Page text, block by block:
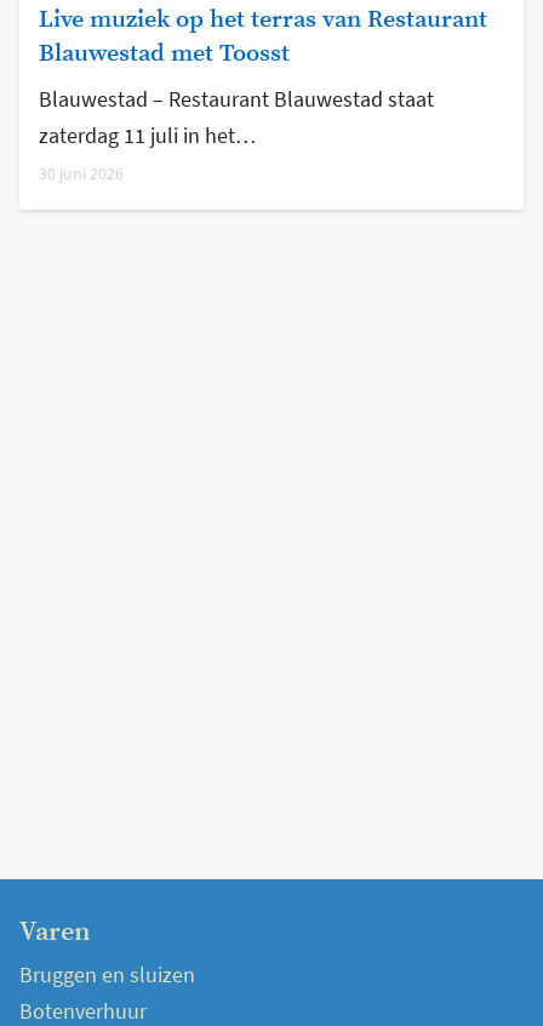
Live muziek op het terras van Restaurant
Blauwestad met Toosst
Blauwestad – Restaurant Blauwestad staat
zaterdag 11 juli in het…
30 juni 2026
Varen
Bruggen en sluizen
Botenverhuur